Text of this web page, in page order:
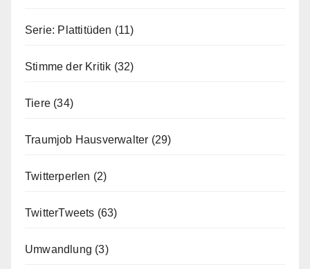
Serie: Plattitüden (11)
Stimme der Kritik (32)
Tiere (34)
Traumjob Hausverwalter (29)
Twitterperlen (2)
TwitterTweets (63)
Umwandlung (3)